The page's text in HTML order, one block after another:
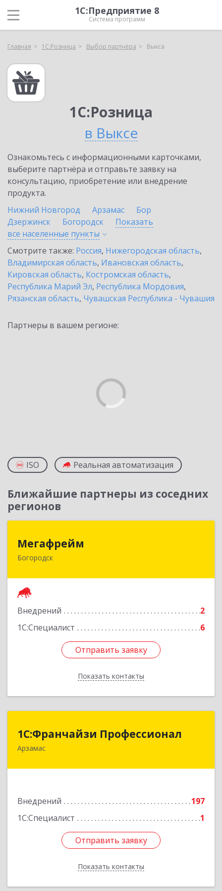
1С:Предприятие 8
Система программ
Главная 1С:Розница Выбор партнёра Выкса
1С:Розница
в Выксе
Ознакомьтесь с информационными карточками,
выберите партнёра и отправьте заявку на
консультацию, приобретение или внедрение
продукта.
Нижний Новгород
Арзамас
Бор
Дзержинск
Богородск
Показать
все населенные пункты
Смотрите также: Россия, Нижегородская область,
Владимирская область, Ивановская область,
Кировская область, Костромская область,
Республика Марий Эл, Республика Мордовия,
Рязанская область, Чувашская Республика - Чувашия
Партнеры в вашем регионе:
ISO Реальная автоматизация
Ближайшие партнеры из соседних
регионов
Мегафрейм
Богородск
Внедрений
2
1С:Специалист
6
Отправить заявку
Показать контакты
607600, Нижегородская обл, Богородск г,
Отправить заявку
Назад
1С:Франчайзи Профессионал
Арзамас
Внедрений
197
1С:Специалист
1
Отправить заявку
Показать контакты
1С:Франчайзи Профессионал
607227, Нижегородская обл, Арзамас г, Кирова
Отправить заявку
Назад